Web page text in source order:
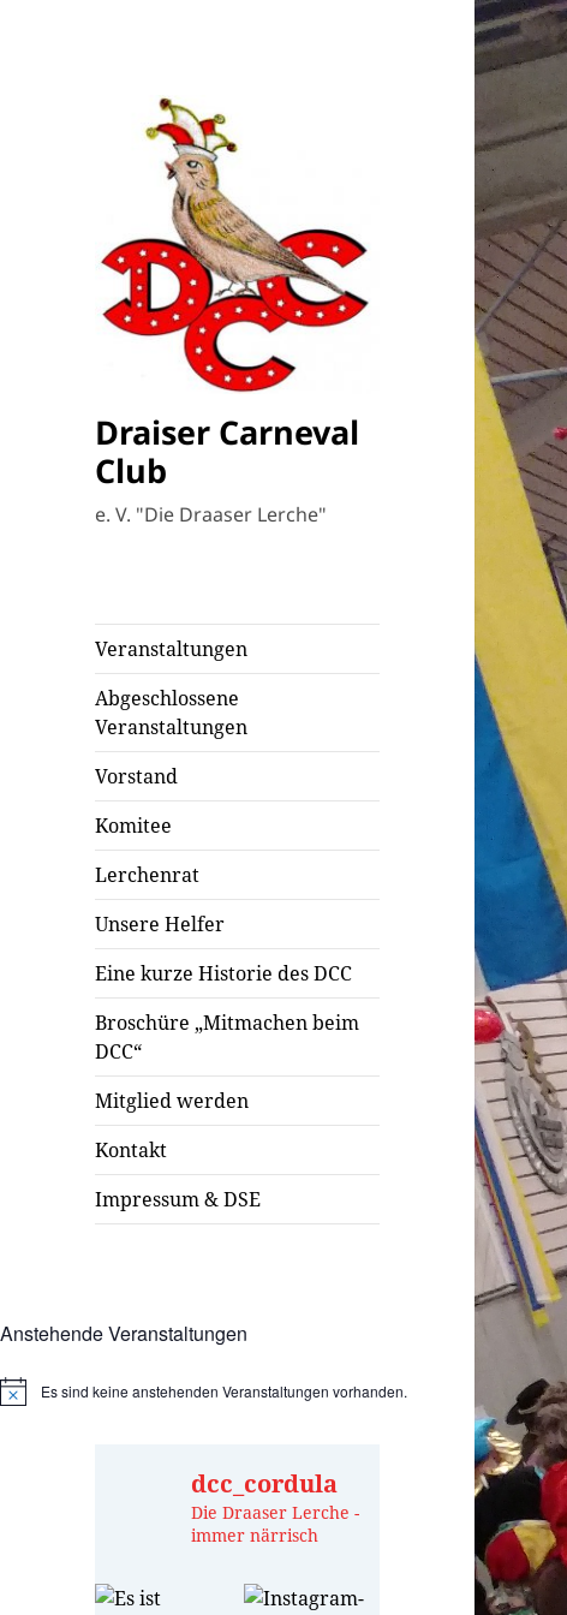
Draiser Carneval
Club
e. V. "Die Draaser Lerche"
Veranstaltungen
Abgeschlossene
Veranstaltungen
Vorstand
Komitee
Lerchenrat
Unsere Helfer
Eine kurze Historie des DCC
Broschüre „Mitmachen beim
DCC“
Mitglied werden
Kontakt
Impressum & DSE
Anstehende Veranstaltungen
HinweisEs sind keine anstehenden Veranstaltungen vorhanden.
dcc_cordula
Die Draaser Lerche -
immer närrisch